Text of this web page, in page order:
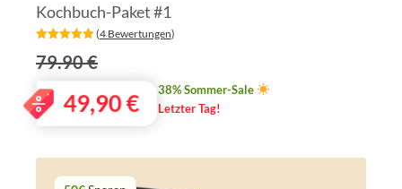
Kochbuch-Paket #1
‎ (4 Bewertungen)
79.90 €
49,90€
38% Sommer-Sale
Letzter Tag!